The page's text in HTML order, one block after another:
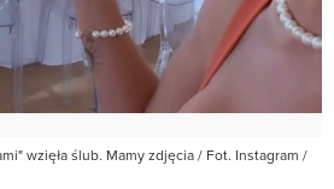
wzięła ślub. Mamy zdjęcia / Fot. Instagram /